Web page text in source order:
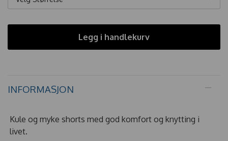
Legg i handlekurv
INFORMASJON
Kule og myke shorts med god komfort og knytting i
livet.